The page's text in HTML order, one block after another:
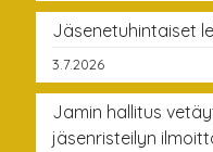
Jäsenetuhintaiset
3.7.2026
Jamin hallitus
jäsenristeilyn